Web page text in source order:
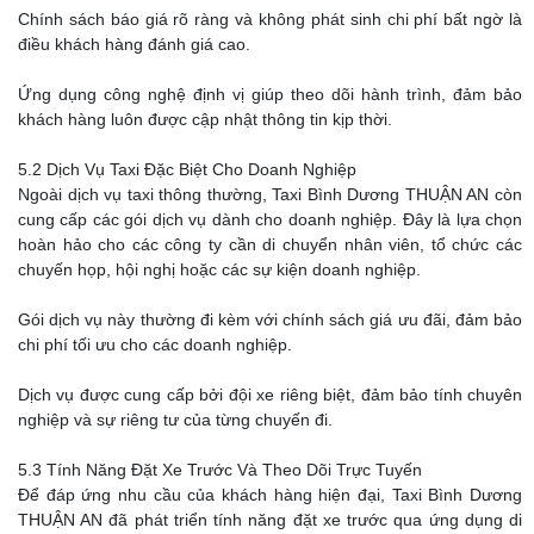
Chính sách báo giá rõ ràng và không phát sinh chi phí bất ngờ là
điều khách hàng đánh giá cao.
Ứng dụng công nghệ định vị giúp theo dõi hành trình, đảm bảo
khách hàng luôn được cập nhật thông tin kịp thời.
5.2 Dịch Vụ Taxi Đặc Biệt Cho Doanh Nghiệp
Ngoài dịch vụ taxi thông thường, Taxi Bình Dương THUẬN AN còn
cung cấp các gói dịch vụ dành cho doanh nghiệp. Đây là lựa chọn
hoàn hảo cho các công ty cần di chuyển nhân viên, tổ chức các
chuyến họp, hội nghị hoặc các sự kiện doanh nghiệp.
Gói dịch vụ này thường đi kèm với chính sách giá ưu đãi, đảm bảo
chi phí tối ưu cho các doanh nghiệp.
Dịch vụ được cung cấp bởi đội xe riêng biệt, đảm bảo tính chuyên
nghiệp và sự riêng tư của từng chuyến đi.
5.3 Tính Năng Đặt Xe Trước Và Theo Dõi Trực Tuyến
Để đáp ứng nhu cầu của khách hàng hiện đại, Taxi Bình Dương
THUẬN AN đã phát triển tính năng đặt xe trước qua ứng dụng di